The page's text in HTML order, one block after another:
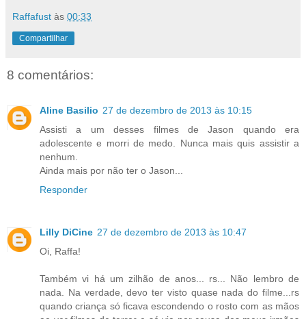
Raffafust às 00:33
Compartilhar
8 comentários:
Aline Basilio 27 de dezembro de 2013 às 10:15
Assisti a um desses filmes de Jason quando era
adolescente e morri de medo. Nunca mais quis assistir a
nenhum.
Ainda mais por não ter o Jason...
Responder
Lilly DiCine 27 de dezembro de 2013 às 10:47
Oi, Raffa!
Também vi há um zilhão de anos... rs... Não lembro de
nada. Na verdade, devo ter visto quase nada do filme...rs
quando criança só ficava escondendo o rosto com as mãos